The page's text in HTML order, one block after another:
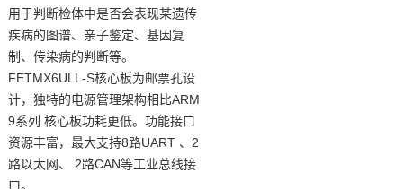
技术论坛
用于判断检体中是否会表现某遗传
疾病的图谱、亲子鉴定、基因复
制、传染病的判断等。
FETMX6UL L-S核心板为邮票孔设
计，独特的电源管理架构相比ARM
9系列 核心板功耗更低。功能接口
资源丰富，最大支持8路UART 、2
路以太网、 2路CAN等工业总线接
口。